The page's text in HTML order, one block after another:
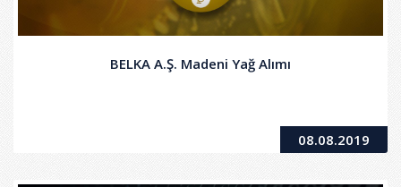
BELKA A.Ş. Madeni Yağ Alımı
08.08.2019